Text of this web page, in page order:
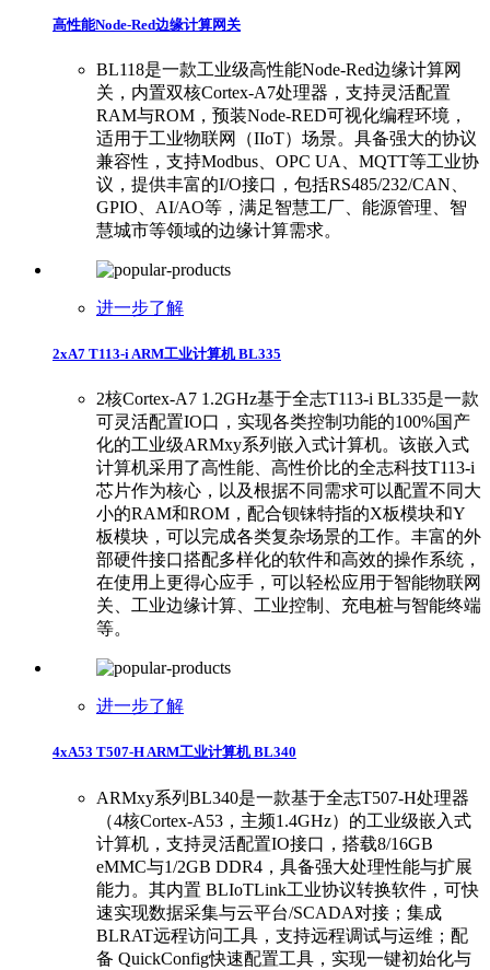
高性能Node-Red边缘计算网关
BL118是一款工业级高性能Node-Red边缘计算网
关，内置双核Cortex-A7处理器，支持灵活配置
RAM与ROM，预装Node-RED可视化编程环境，
适用于工业物联网（IIoT）场景。具备强大的协议
兼容性，支持Modbus、OPC UA、MQTT等工业协
议，提供丰富的I/O接口，包括RS485/232/CAN、
GPIO、AI/AO等，满足智慧工厂、能源管理、智
慧城市等领域的边缘计算需求。
进一步了解
2xA7 T113-i ARM工业计算机 BL335
2核Cortex-A7 1.2GHz基于全志T113-i BL335是一款
可灵活配置IO口，实现各类控制功能的100%国产
化的工业级ARMxy系列嵌入式计算机。该嵌入式
计算机采用了高性能、高性价比的全志科技T113-i
芯片作为核心，以及根据不同需求可以配置不同大
小的RAM和ROM，配合钡铼特指的X板模块和Y
板模块，可以完成各类复杂场景的工作。丰富的外
部硬件接口搭配多样化的软件和高效的操作系统，
在使用上更得心应手，可以轻松应用于智能物联网
关、工业边缘计算、工业控制、充电桩与智能终端
等。
进一步了解
4xA53 T507-H ARM工业计算机 BL340
ARMxy系列BL340是一款基于全志T507-H处理器
（4核Cortex-A53，主频1.4GHz）的工业级嵌入式
计算机，支持灵活配置IO接口，搭载8/16GB
eMMC与1/2GB DDR4，具备强大处理性能与扩展
能力。其内置 BLIoTLink工业协议转换软件，可快
速实现数据采集与云平台/SCADA对接；集成
BLRAT远程访问工具，支持远程调试与运维；配
备 QuickConfig快速配置工具，实现一键初始化与